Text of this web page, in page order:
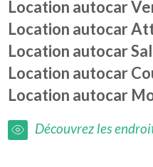
Location autocar
Location autocar
Location autocar
Location autocar
Location autocar
Découvrez les